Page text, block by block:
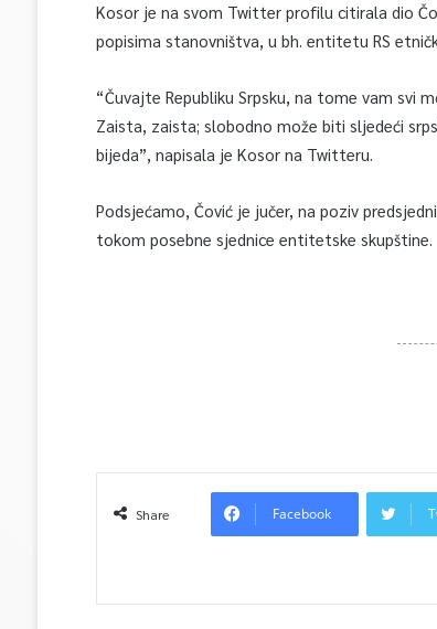
Kosor je na svom Twitter profilu citirala dio
popisima stanovništva, u bh. entitetu RS
“Čuvajte Republiku Srpsku, na tome vam svi
Zaista, zaista; slobodno može biti sljedeći
bijeda”, napisala je Kosor na Twitteru.
Podsjećamo, Čović je jučer, na poziv
tokom posebne sjednice entitetske skupštine.
Share Facebook